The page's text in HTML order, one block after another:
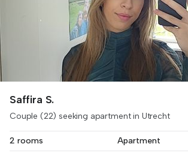
Saffira S.
Couple (22) seeking apartment in Utrecht
2 rooms Apartment